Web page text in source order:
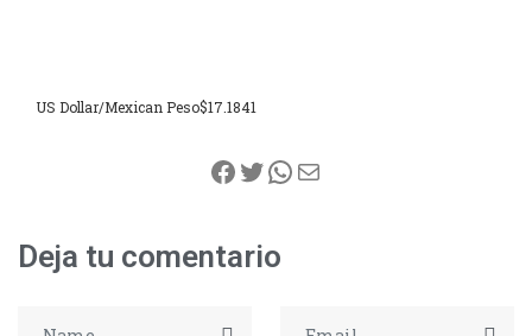
US Dollar/Mexican Peso$17.1841
Facebook
Twitter
WhatsApp
Correo electrónico
Deja tu comentario